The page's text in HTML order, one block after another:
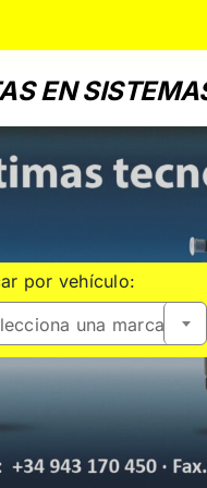
EN
por vehículo:
una marca